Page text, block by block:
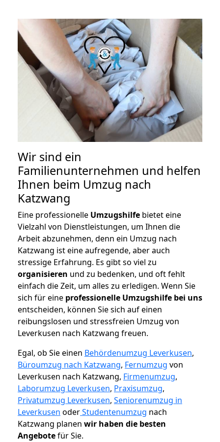
Wir sind ein
Familienunternehmen und helfen
Ihnen beim Umzug nach
Katzwang
Eine professionelle Umzugshilfe bietet eine
Vielzahl von Dienstleistungen, um Ihnen die
Arbeit abzunehmen, denn ein Umzug nach
Katzwang ist eine aufregende, aber auch
stressige Erfahrung. Es gibt so viel zu
organisieren und zu bedenken, und oft fehlt
einfach die Zeit, um alles zu erledigen. Wenn Sie
sich für eine professionelle Umzugshilfe bei uns
entscheiden, können Sie sich auf einen
reibungslosen und stressfreien Umzug von
Leverkusen nach Katzwang freuen.
Egal, ob Sie einen Behördenumzug Leverkusen,
Büroumzug nach Katzwang, Fernumzug von
Leverkusen nach Katzwang, Firmenumzug,
Laborumzug Leverkusen, Praxisumzug,
Privatumzug Leverkusen, Seniorenumzug in
Leverkusen oderStudentenumzug nach
Katzwang planen wir haben die besten
Angebotefür Sie.